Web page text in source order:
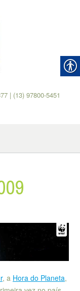
| (13) 97800-5451
, a Hora do Planeta,